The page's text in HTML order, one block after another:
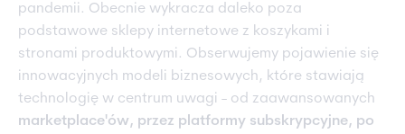
pandemii. Obecnie wykracza daleko poza
podstawowe sklepy internetowe z koszykami i
stronami produktowymi. Obserwujemy pojawienie się
innowacyjnych modeli biznesowych, które stawiają
technologię w centrum uwagi - od zaawansowanych
marketplace'ów, przez platformy subskrypcyjne, po